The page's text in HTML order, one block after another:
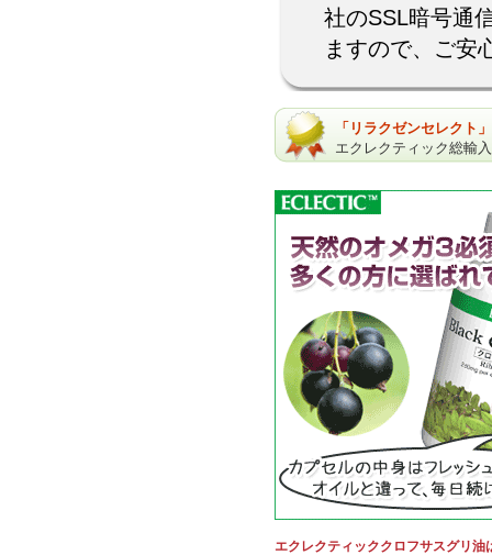
社のSSL暗号通
ますので、ご安
「リラクゼンセレクト
エクレクティック総輸
エクレクティッククロフサスグリ油